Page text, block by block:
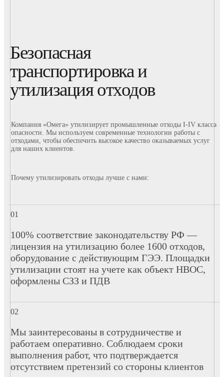
Безопасная
транспортировка и
утилизация отходов
Компания «Омега» утилизирует промышленные отходы I-IV класса
опасности. Мы используем современные технологии работы с
отходами, чтобы обеспечить высокое качество оказываемых услуг
для наших клиентов.
Почему утилизировать отходы лучше с нами:
100% соответствие законодательству РФ —
лицензия на утилизацию более 1600 отходов,
оборудование с действующим ГЭЭ. Площадки
утилизации стоят на учете как объект НВОС,
оформлены СЗЗ и ПДВ
Мы заинтересованы в сотрудничестве и
работаем оперативно. Соблюдаем сроки
выполнения работ, что подтверждается
отсутствием претензий со стороны клиентов